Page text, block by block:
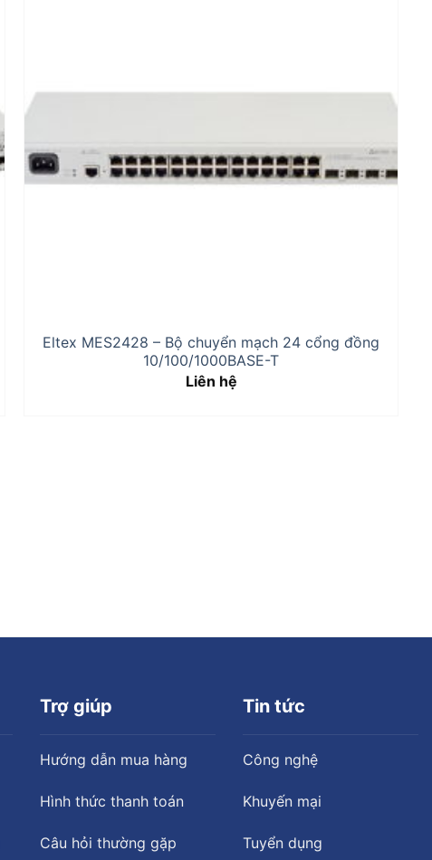
Eltex MES2428 – Bộ chuyển mạch 24 cổng đồng
10/100/1000BASE-T
Liên hệ
Trợ giúp
Hướng dẫn mua hàng
Hình thức thanh toán
Câu hỏi thường gặp
Tin tức
Công nghệ
Khuyến mại
Tuyển dụng